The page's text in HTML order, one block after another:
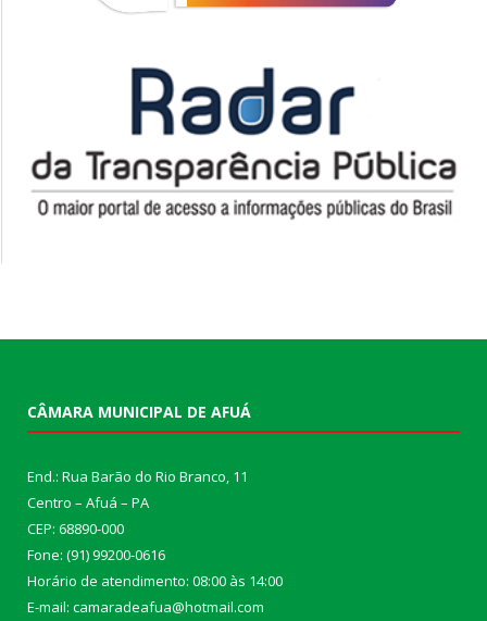
CÂMARA MUNICIPAL DE AFUÁ
End.: Rua Barão do Rio Branco, 11
Centro – Afuá – PA
CEP: 68890-000
Fone: (91) 99200-0616
Horário de atendimento: 08:00 às 14:00
E-mail: camaradeafua@hotmail.com